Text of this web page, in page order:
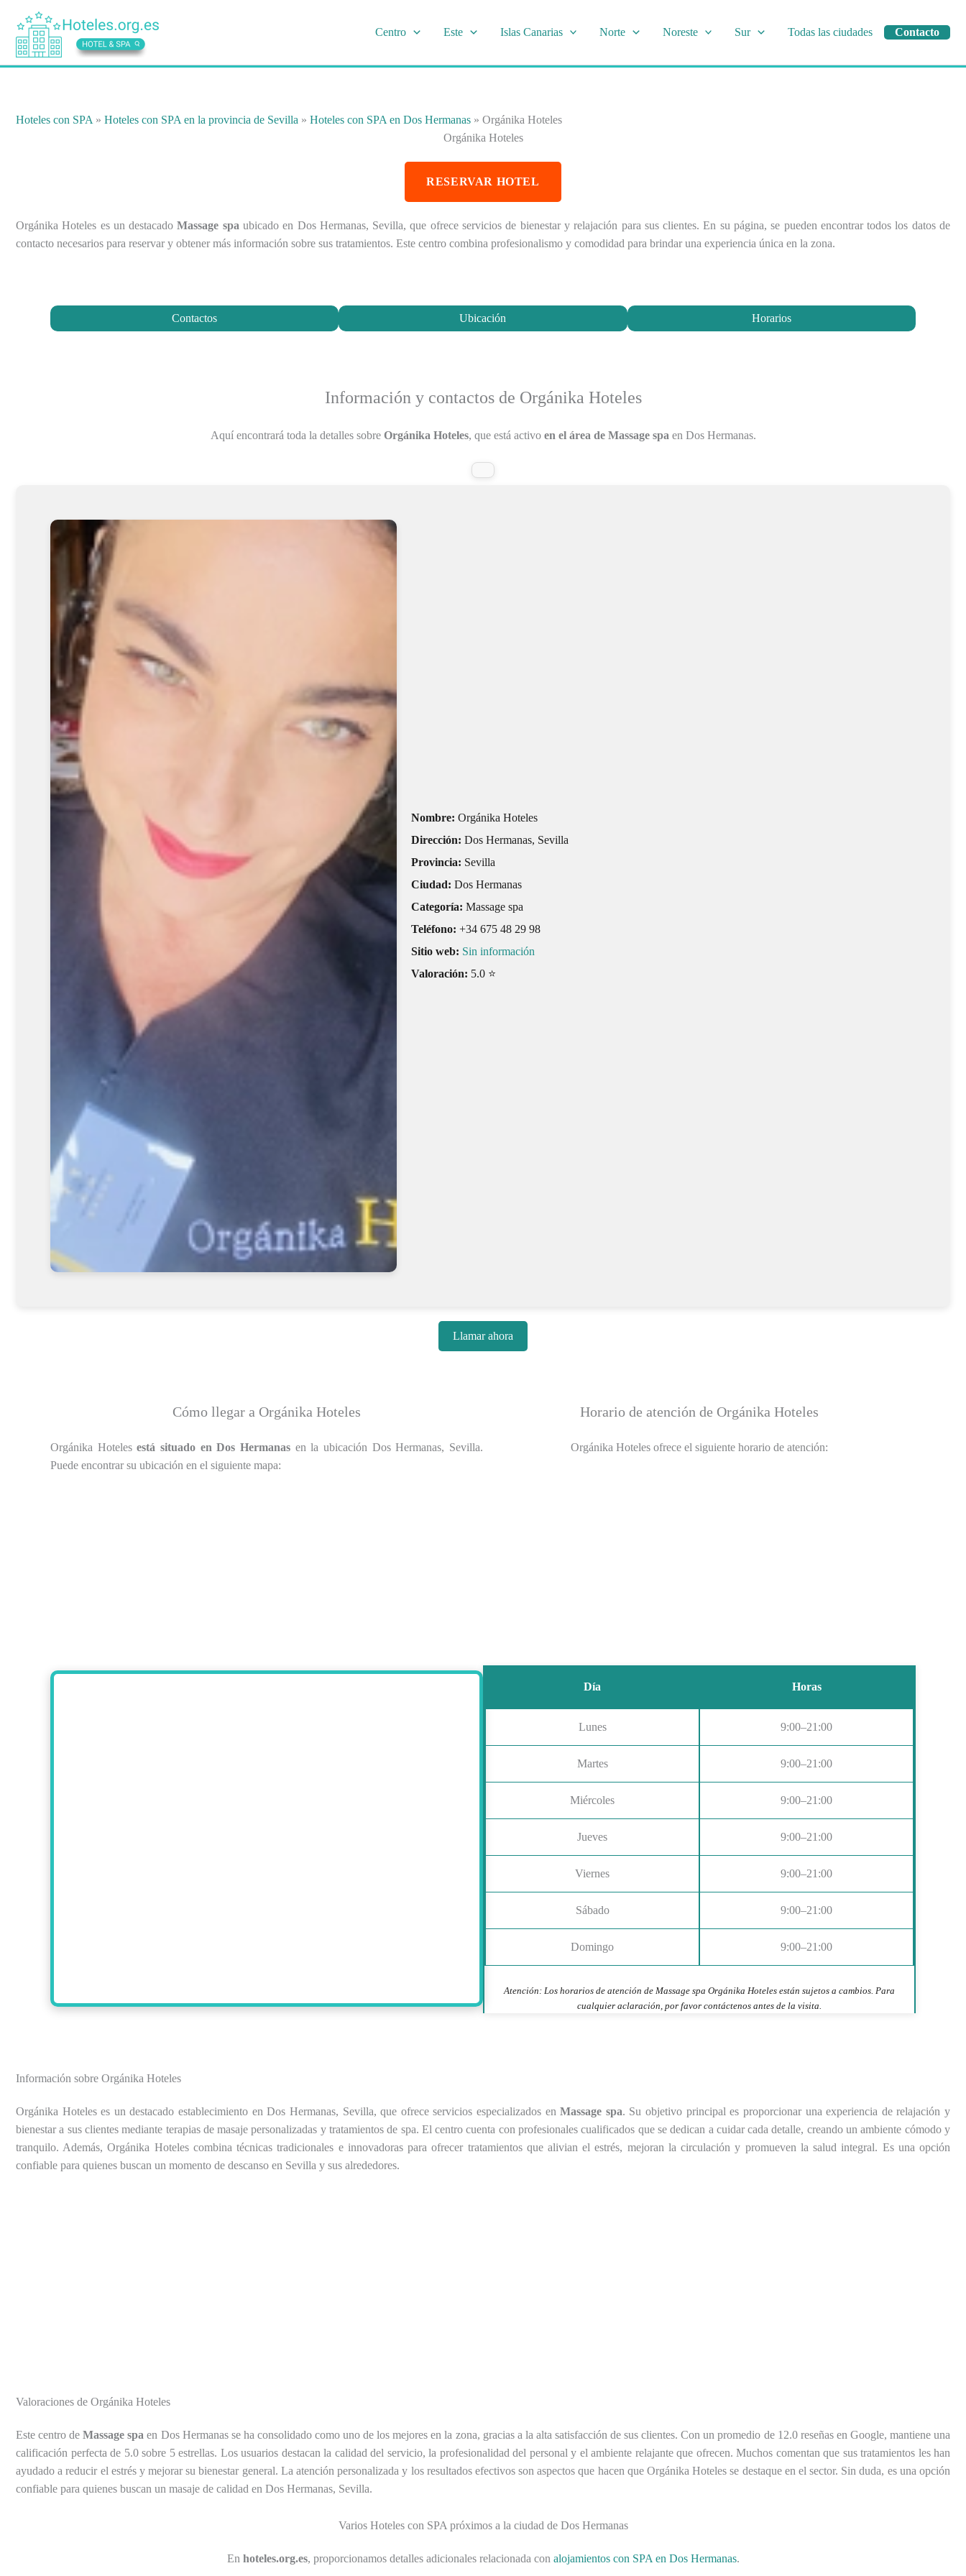
contenido
Centro Este Islas Canarias Norte Noreste Sur Todas las ciudades Contacto
Hoteles con SPA » Hoteles con SPA en la provincia de Sevilla » Hoteles con SPA en Dos Hermanas » Orgánika Hoteles
Orgánika Hoteles
RESERVAR HOTEL
Orgánika Hoteles es un destacadoMassage spa ubicado en Dos Hermanas, Sevilla, que ofrece servicios de bienestar y relajación para sus clientes. En su página, se pueden encontrar todos los datos de
contacto necesarios para reservar y obtener más información sobre sus tratamientos. Este centro combina profesionalismo y comodidad para brindar una experiencia única en la zona.
Contactos Ubicación Horarios
Información y contactos de Orgánika Hoteles
Aquí encontrará toda la detalles sobre Orgánika Hoteles, que está activo en el área de Massage spa en Dos Hermanas.
Nombre: Orgánika Hoteles
Dirección: Dos Hermanas, Sevilla
Provincia: Sevilla
Ciudad: Dos Hermanas
Categoría: Massage spa
Teléfono: +34 675 48 29 98
Sitio web: Sin información
Valoración: 5.0 ⭐
Llamar ahora
Cómo llegar a Orgánika Hoteles
Orgánika Hotelesestá situado en Dos Hermanas en la ubicación Dos Hermanas, Sevilla.
Puede encontrar su ubicación en el siguiente mapa:
Horario de atención de Orgánika Hoteles
Orgánika Hoteles ofrece el siguiente horario de atención:
Día Horas
Lunes 9:00–21:00
Martes 9:00–21:00
Miércoles 9:00–21:00
Jueves 9:00–21:00
Viernes 9:00–21:00
Sábado 9:00–21:00
Domingo 9:00–21:00
Atención: Los horarios de atención de Massage spa Orgánika Hoteles están sujetos a cambios. Para
cualquier aclaración, por favor contáctenos antes de la visita.
Información sobre Orgánika Hoteles
Orgánika Hoteles es un destacado establecimiento en Dos Hermanas, Sevilla, que ofrece servicios especializados enMassage spa. Su objetivo principal es proporcionar una experiencia de relajación y
bienestar a sus clientes mediante terapias de masaje personalizadas y tratamientos de spa. El centro cuenta con profesionales cualificados que se dedican a cuidar cada detalle, creando un ambiente cómodo y
tranquilo. Además, Orgánika Hoteles combina técnicas tradicionales e innovadoras para ofrecer tratamientos que alivian el estrés, mejoran la circulación y promueven la salud integral. Es una opción
confiable para quienes buscan un momento de descanso en Sevilla y sus alrededores.
Valoraciones de Orgánika Hoteles
Este centro deMassage spa en Dos Hermanas se ha consolidado como uno de los mejores en la zona, gracias a la alta satisfacción de sus clientes. Con un promedio de 12.0 reseñas en Google, mantiene una
calificación perfecta de 5.0 sobre 5 estrellas. Los usuarios destacan la calidad del servicio, la profesionalidad del personal y el ambiente relajante que ofrecen. Muchos comentan que sus tratamientos les han
ayudado a reducir el estrés y mejorar su bienestar general. La atención personalizada y los resultados efectivos son aspectos que hacen que Orgánika Hoteles se destaque en el sector. Sin duda, es una opción
confiable para quienes buscan un masaje de calidad en Dos Hermanas, Sevilla.
Varios Hoteles con SPA próximos a la ciudad de Dos Hermanas
En hoteles.org.es, proporcionamos detalles adicionales relacionada con alojamientos con SPA en Dos Hermanas.